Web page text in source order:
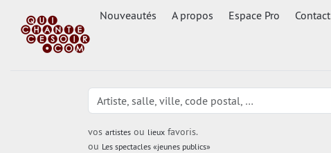
Nouveautés A propos Espace Pro Contact
vos artistesou lieuxfavoris.
ou Les spectacles «jeunes publics»